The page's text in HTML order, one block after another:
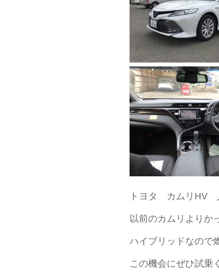
トヨタ カムリHV
以前のカムリよりか
ハイブリッドなので
この機会にぜひ試乗